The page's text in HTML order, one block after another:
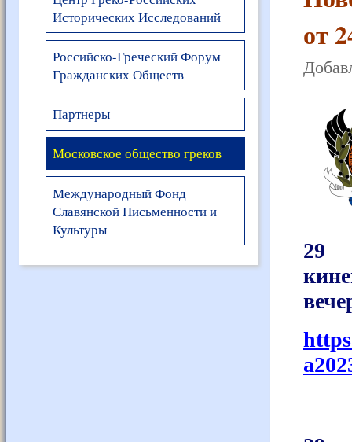
Исторических Исследований
Российско-Греческий Форум
Гражданских Обществ
Партнеры
Московское общество греков
Международный Фонд
Славянской Письменности и
Культуры
от
29